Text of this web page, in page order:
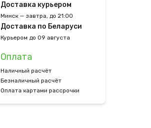
Доставка курьером
Минск — завтра, до 21:00
Доставка по Беларуси
Курьером до 09 августа
Оплата
Наличный расчёт
Безналичный расчёт
Оплата картами рассрочки